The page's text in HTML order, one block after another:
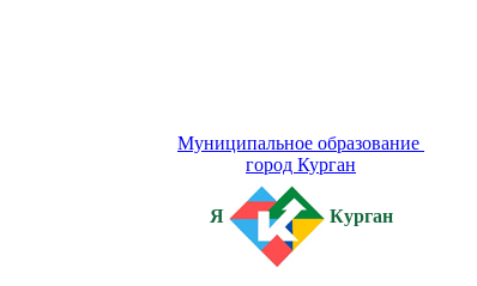
Муниципальное образование
город Курган
Я Курган